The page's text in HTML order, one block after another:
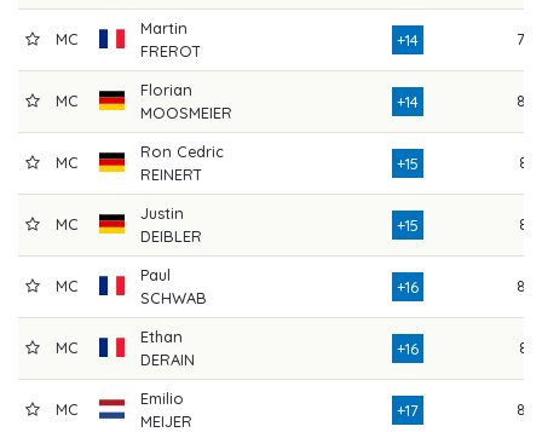
MC
Martin
FREROT
+14 79
MC
Florian
MOOSMEIER
+14 82
MC
Ron Cedric
REINERT
+15 81
MC
Justin
DEIBLER
+15 81
MC
Paul
SCHWAB
+16 83
MC
Ethan
DERAIN
+16 81
MC
Emilio
MEIJER
+17 82